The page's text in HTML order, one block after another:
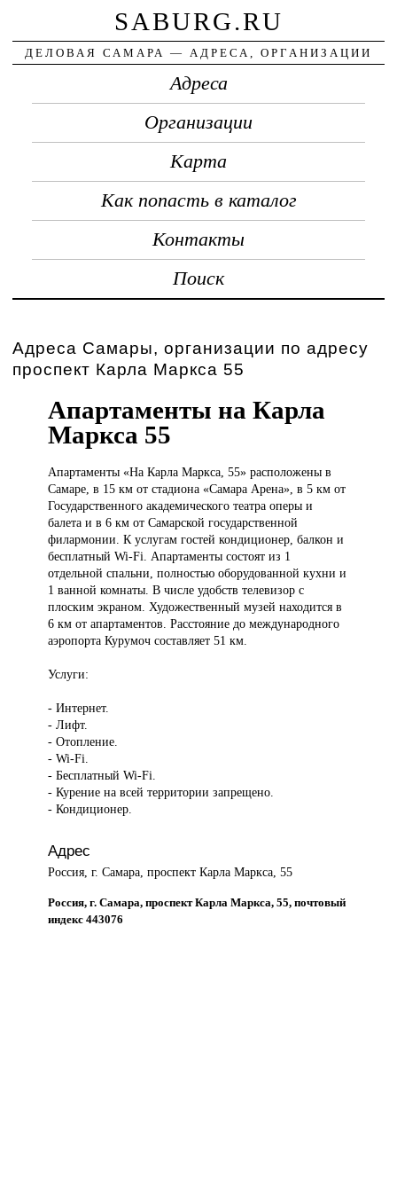
SABURG.RU
ДЕЛОВАЯ САМАРА — АДРЕСА, ОРГАНИЗАЦИИ
Адреса
Организации
Карта
Как попасть в каталог
Контакты
Поиск
Адреса Самары, организации по адресу
проспект Карла Маркса 55
Апартаменты на Карла
Маркса 55
Апартаменты «НаКарла Маркса, 55» расположены в
Самаре, в 15 км от стадиона «Самара Арена», в 5 км от
Государственного академического театра оперы и
балета и в 6 км от Самарской государственной
филармонии. К услугам гостей кондиционер, балкон и
бесплатный Wi-Fi. Апартаменты состоят из 1
отдельной спальни, полностью оборудованной кухни и
1 ванной комнаты. В числе удобств телевизор с
плоским экраном. Художественный музей находится в
6 км от апартаментов. Расстояние до международного
аэропорта Курумоч составляет 51 км.
Услуги:
- Интернет.
- Лифт.
- Отопление.
- Wi-Fi.
- Бесплатный Wi-Fi.
- Курение на всей территории запрещено.
- Кондиционер.
Адрес
Россия, г. Самара, проспект Карла Маркса, 55
Россия, г. Самара, проспект Карла Маркса, 55, почтовый
индекс 443076